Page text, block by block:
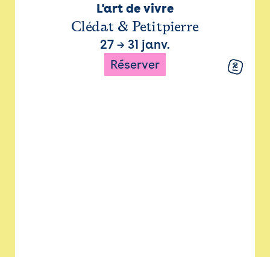
L'art de vivre
Clédat & Petitpierre
27 → 31 janv.
Réserver